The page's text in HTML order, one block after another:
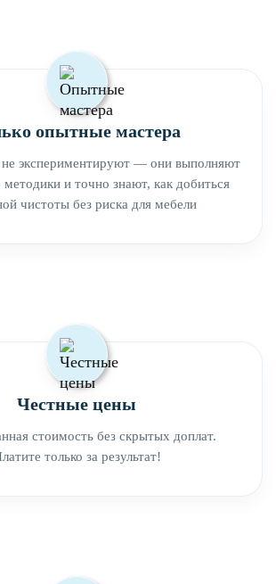
опытные мастера
экспериментируют — они выполняют
и точно знают, как добиться
чистоты без риска для мебели
Честные цены
стоимость без скрытых доплат.
только за результат!